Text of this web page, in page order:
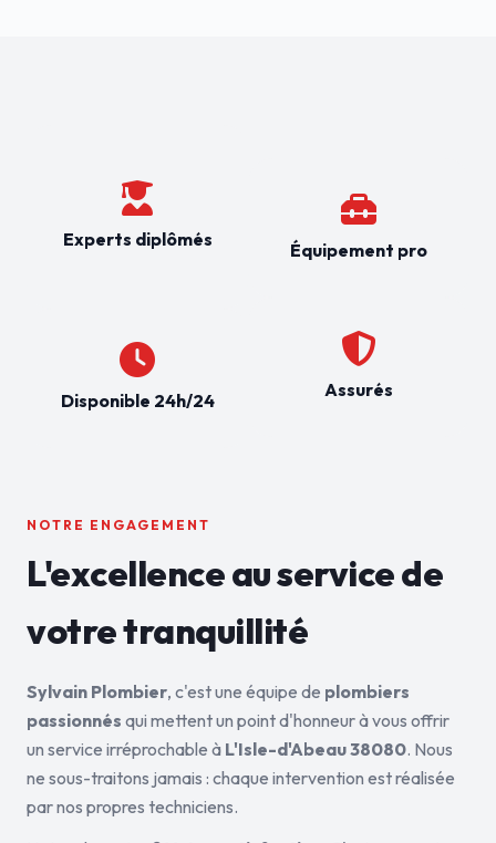
Experts diplômés
Disponible 24h/24
Équipement pro
Assurés
NOTRE ENGAGEMENT
L'excellence au service de
votre tranquillité
Sylvain Plombier, c'est une équipe de plombiers
passionnés qui mettent un point d'honneur à vous offrir
un service irréprochable à L'Isle-d'Abeau 38080. Nous
ne sous-traitons jamais : chaque intervention est réalisée
par nos propres techniciens.